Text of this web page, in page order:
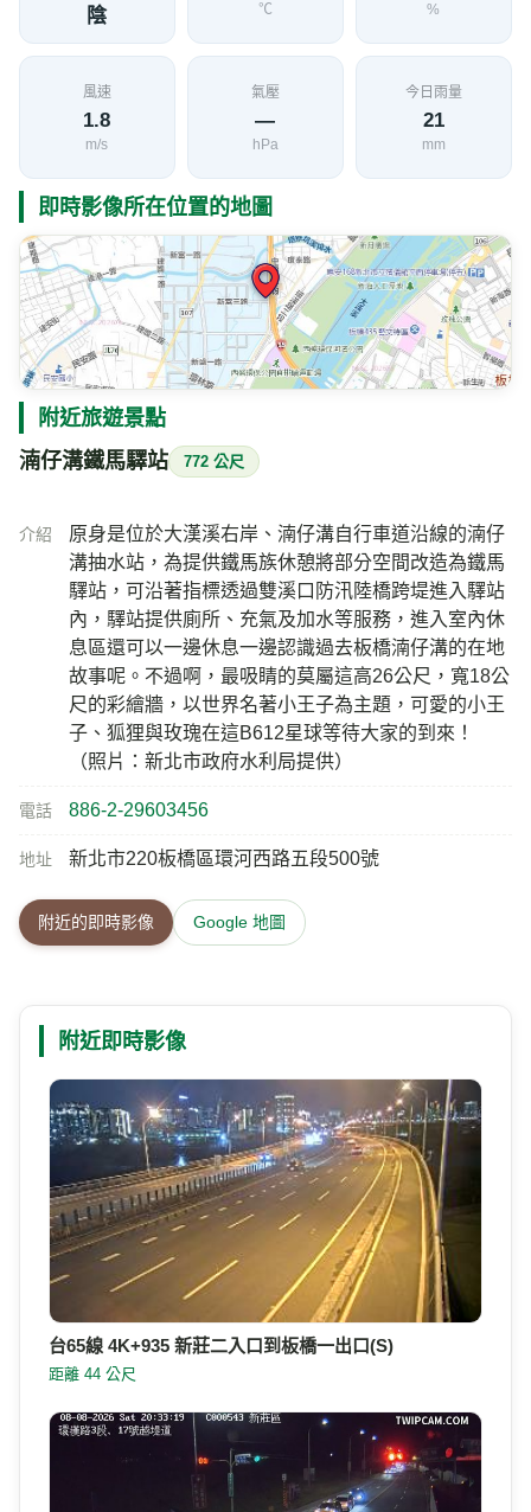
陰 ℃ %
風速
1.8
m/s
氣壓
—
hPa
今日雨量
21
mm
即時影像所在位置的地圖
附近旅遊景點
湳仔溝鐵馬驛站 772 公尺
介紹
原身是位於大漢溪右岸、湳仔溝自行車道沿線的湳仔
溝抽水站，為提供鐵馬族休憩將部分空間改造為鐵馬
驛站，可沿著指標透過雙溪口防汛陸橋跨堤進入驛站
內，驛站提供廁所、充氣及加水等服務，進入室內休
息區還可以一邊休息一邊認識過去板橋湳仔溝的在地
故事呢。不過啊，最吸睛的莫屬這高26公尺，寬18公
尺的彩繪牆，以世界名著小王子為主題，可愛的小王
子、狐狸與玫瑰在這B612星球等待大家的到來！
（照片：新北市政府水利局提供）
電話 886-2-29603456
地址 新北市220板橋區環河西路五段500號
附近的即時影像 Google 地圖
附近即時影像
台65線 4K+935 新莊二入口到板橋一出口(S)
距離 44 公尺